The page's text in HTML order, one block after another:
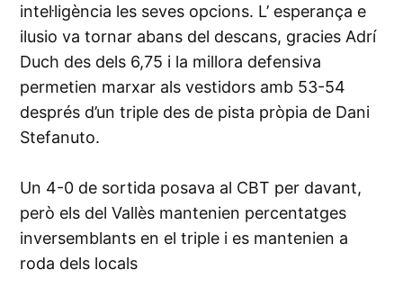
intel·ligència les seves opcions. L’ esperança e
ilusio va tornar abans del descans, gracies Adrí
Duch des dels 6,75 i la millora defensiva
permetien marxar als vestidors amb 53-54
després d’un triple des de pista pròpia de Dani
Stefanuto.
Un 4-0 de sortida posava al CBT per davant,
però els del Vallès mantenien percentatges
inversemblants en el triple i es mantenien a
roda dels locals